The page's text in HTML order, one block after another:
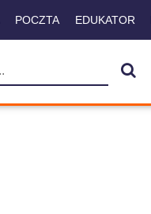
POCZTA EDUKATOR